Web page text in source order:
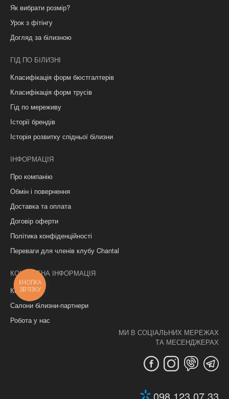
Як вибрати розмір?
Урок з фітінгу
Догляд за білизною
ГІД ПО БІЛИЗНІ
Класифікація форм бюстгалтерів
Класифікація форм трусів
Гід по мереживу
Історії брендів
Історія розвитку спідньої білизни
ІНФОРМАЦІЯ
Про компанію
Обмін і повернення
Доставка та оплата
Договір оферти
Політика конфіденційності
Переваги для членів клубу Chantal
КОНТАКТНА ІНФОРМАЦІЯ
Контакти
Салони білизни-партнери
Робота у нас
МИ В СОЦІАЛЬНИХ МЕРЕЖАХ
ТА МЕСЕНДЖЕРАХ
КНОПКА
ЗВ'ЯЗКУ